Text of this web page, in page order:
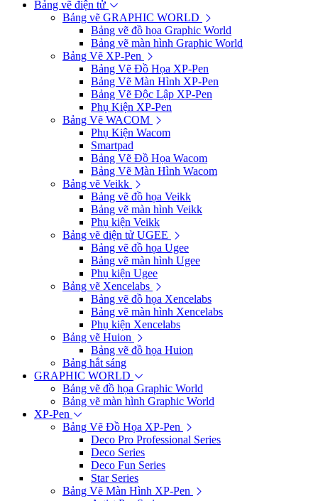
Bảng vẽ điện tử
Bảng vẽ GRAPHIC WORLD
Bảng vẽ đồ họa Graphic World
Bảng vẽ màn hình Graphic World
Bảng Vẽ XP-Pen
Bảng Vẽ Đồ Họa XP-Pen
Bảng Vẽ Màn Hình XP-Pen
Bảng Vẽ Độc Lập XP-Pen
Phụ Kiện XP-Pen
Bảng Vẽ WACOM
Phụ Kiện Wacom
Smartpad
Bảng Vẽ Đồ Họa Wacom
Bảng Vẽ Màn Hình Wacom
Bảng vẽ Veikk
Bảng vẽ đồ họa Veikk
Bảng vẽ màn hình Veikk
Phụ kiện Veikk
Bảng vẽ điện tử UGEE
Bảng vẽ đồ họa Ugee
Bảng vẽ màn hình Ugee
Phụ kiện Ugee
Bảng vẽ Xencelabs
Bảng vẽ đồ họa Xencelabs
Bảng vẽ màn hình Xencelabs
Phụ kiện Xencelabs
Bảng vẽ Huion
Bảng vẽ đồ họa Huion
Bảng hắt sáng
GRAPHIC WORLD
Bảng vẽ đồ họa Graphic World
Bảng vẽ màn hình Graphic World
XP-Pen
Bảng Vẽ Đồ Họa XP-Pen
Deco Pro Professional Series
Deco Series
Deco Fun Series
Star Series
Bảng Vẽ Màn Hình XP-Pen